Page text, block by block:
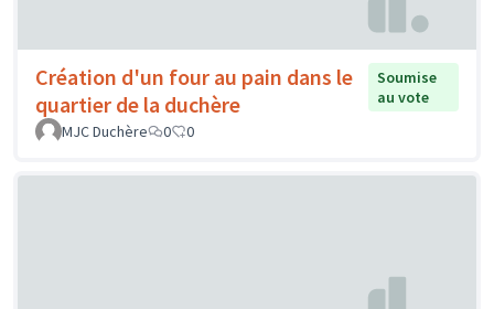
Création d'un four au pain dans le
quartier de la duchère
Soumise
au vote
MJC Duchère
0 0